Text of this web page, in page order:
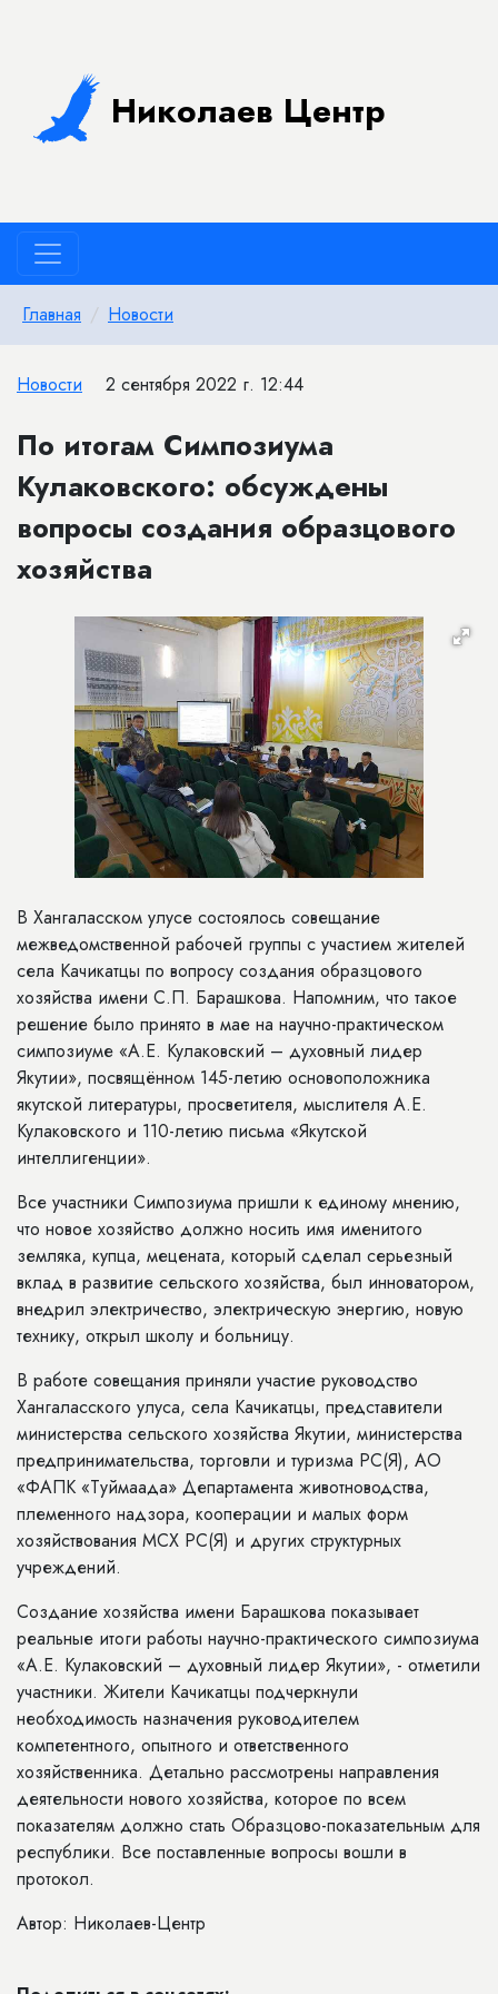
Николаев Центр
Главная Новости
Новости 2 сентября 2022 г. 12:44
​По итогам Симпозиума
Кулаковского: обсуждены
вопросы создания образцового
хозяйства
В Хангаласском улусе состоялось совещание
межведомственной рабочей группы с участием жителей
села Качикатцы по вопросу создания образцового
хозяйства имени С.П. Барашкова. Напомним, что такое
решение было принято в мае на научно-практическом
симпозиуме «А.Е. Кулаковский – духовный лидер
Якутии», посвящённом 145-летию основоположника
якутской литературы, просветителя, мыслителя А.Е.
Кулаковского и 110-летию письма «Якутской
интеллигенции».
Все участники Симпозиума пришли к единому мнению,
что новое хозяйство должно носить имя именитого
земляка, купца, мецената, который сделал серьезный
вклад в развитие сельского хозяйства, был инноватором,
внедрил электричество, электрическую энергию, новую
технику, открыл школу и больницу.
В работе совещания приняли участие руководство
Хангаласского улуса, села Качикатцы, представители
министерства сельского хозяйства Якутии, министерства
предпринимательства, торговли и туризма РС(Я), АО
«ФАПК «Туймаада» Департамента животноводства,
племенного надзора, кооперации и малых форм
хозяйствования МСХ РС(Я) и других структурных
учреждений.
Создание хозяйства имени Барашкова показывает
реальные итоги работы научно-практического симпозиума
«А.Е. Кулаковский – духовный лидер Якутии», - отметили
участники. Жители Качикатцы подчеркнули
необходимость назначения руководителем
компетентного, опытного и ответственного
хозяйственника. Детально рассмотрены направления
деятельности нового хозяйства, которое по всем
показателям должно стать Образцово-показательным для
республики. Все поставленные вопросы вошли в
протокол.
Автор: Николаев-Центр